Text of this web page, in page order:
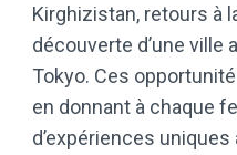
Kirghizistan, retours à
découverte d’une ville
Tokyo. Ces
en donnant à chaque
d’expériences